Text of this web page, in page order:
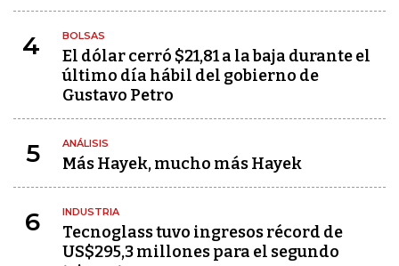
4 BOLSAS
El dólar cerró $21,81 a la baja durante el
último día hábil del gobierno de
Gustavo Petro
5 ANÁLISIS
Más Hayek, mucho más Hayek
6 INDUSTRIA
Tecnoglass tuvo ingresos récord de
US$295,3 millones para el segundo